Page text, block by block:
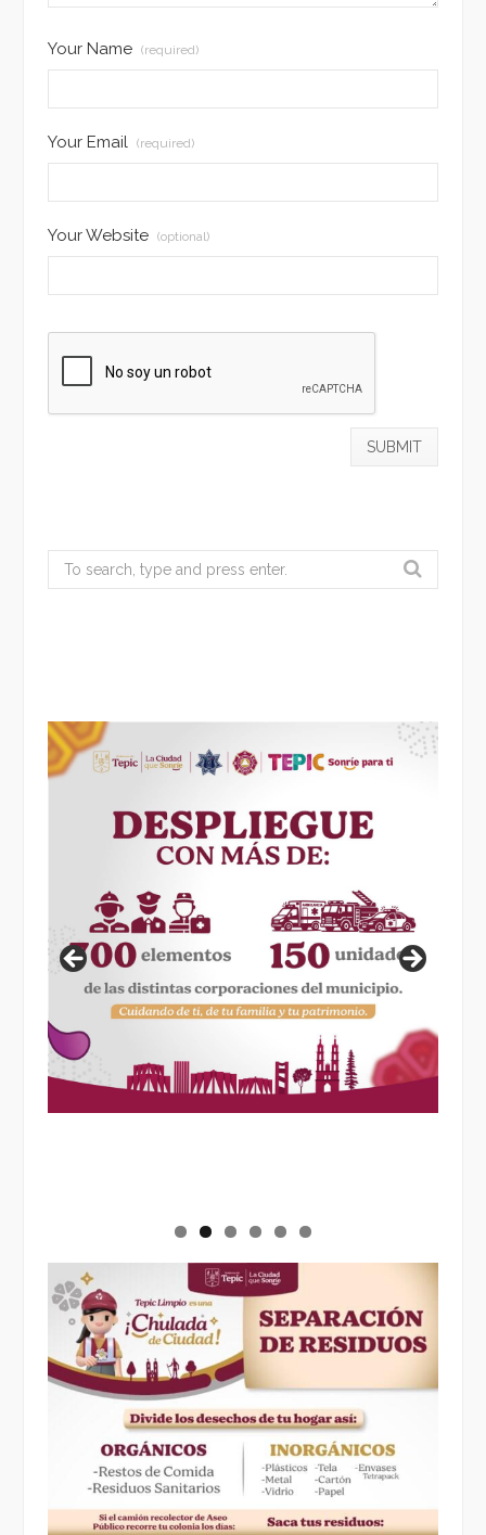
Your Name (required)
Your Email (required)
Your Website (optional)
Search
for: